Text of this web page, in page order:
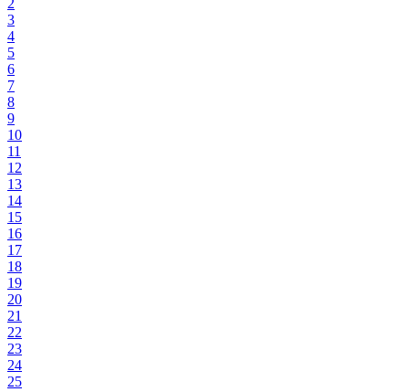
2
3
4
5
6
7
8
9
10
11
12
13
14
15
16
17
18
19
20
21
22
23
24
25